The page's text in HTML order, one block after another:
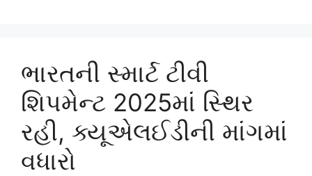
ભારતની સ્માર્ટ ટીવી
શિપમેન્ટ 2025માં સ્થિર
રહી, ક્યૂએલઈડીની માંગમાં
વધારો